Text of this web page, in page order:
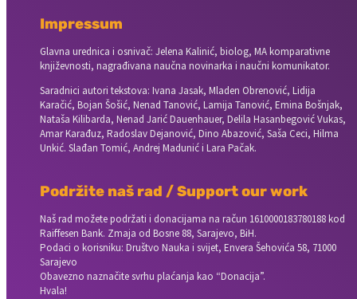
Impressum
Glavna urednica i osnivač: Jelena Kalinić, biolog, MA komparativne
književnosti, nagrađivana naučna novinarka i naučni komunikator.
Saradnici autori tekstova: Ivana Jasak, Mladen Obrenović, Lidija
Karačić, Bojan Šošić, Nenad Tanović, Lamija Tanović, Emina Bošnjak,
Nataša Kilibarda, Nenad Jarić Dauenhauer, Delila Hasanbegović Vukas,
Amar Karađuz, Radoslav Dejanović, Dino Abazović, Saša Ceci, Hilma
Unkić. Slađan Tomić, Andrej Madunić i Lara Pačak.
Podržite naš rad / Support our work
Naš rad možete podržati i donacijama na račun 1610000183780188 kod
Raiffesen Bank. Zmaja od Bosne 88, Sarajevo, BiH.
Podaci o korisniku: Društvo Nauka i svijet, Envera Šehovića 58, 71000
Sarajevo
Obavezno naznačite svrhu plaćanja kao “Donacija”.
Hvala!